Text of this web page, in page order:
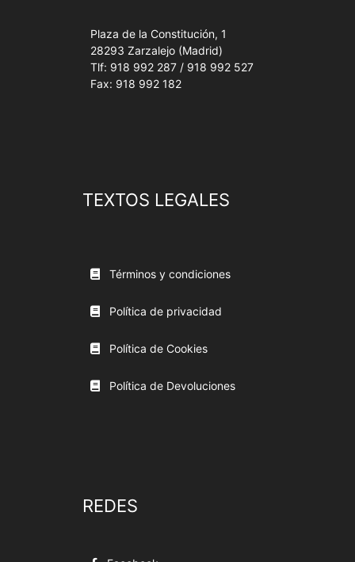
Plaza de la Constitución, 1
28293 Zarzalejo (Madrid)
Tlf: 918 992 287 / 918 992 527
Fax: 918 992 182
TEXTOS LEGALES
Términos y condiciones
Política de privacidad
Política de Cookies
Política de Devoluciones
REDES